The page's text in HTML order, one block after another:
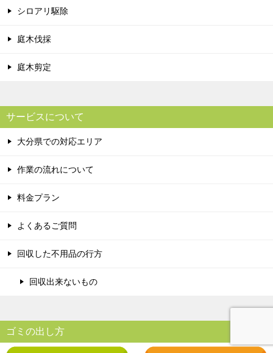
シロアリ駆除
庭木伐採
庭木剪定
サービスについて
大分県での対応エリア
作業の流れについて
料金プラン
よくあるご質問
回収した不用品の行方
回収出来ないもの
ゴミの出し方